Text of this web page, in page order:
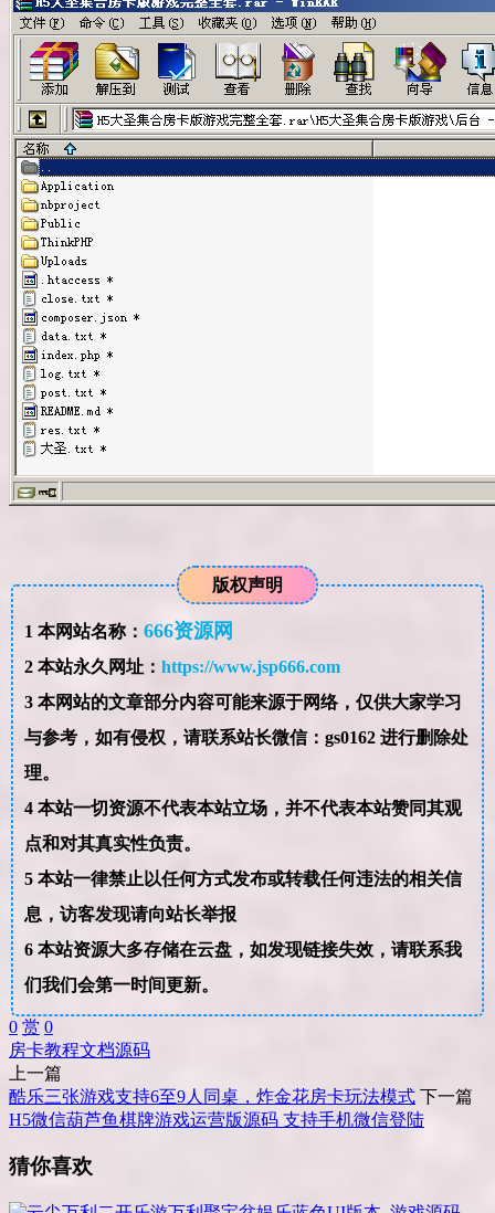
版权声明
1 本网站名称： 666资源网
2本站永久网址： https://www.jsp666.com
3本网站的文章部分内容可能来源于网络，仅供大家学习
与参考，如有侵权，请联系站长微信：gs0162 进行删除处
理。
4本站一切资源不代表本站立场，并不代表本站赞同其观
点和对其真实性负责。
5本站一律禁止以任何方式发布或转载任何违法的相关信
息，访客发现请向站长举报
6本站资源大多存储在云盘，如发现链接失效，请联系我
们我们会第一时间更新。
0 赏 0
房卡教程文档源码
上一篇
酷乐三张游戏支持6至9人同桌，炸金花房卡玩法模式 下一篇
H5微信葫芦鱼棋牌游戏运营版源码 支持手机微信登陆
猜你喜欢